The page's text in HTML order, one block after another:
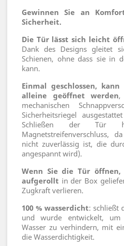
Gewinnen Sie an
Sicherheit.
Die Tür lässt sich leicht
Dank des Designs gleitet
Schienen, ohne dass sie in
kann.
Einmal geschlossen,
alleine geöffnet werden,
mechanischen
Sicherheitsriegel
Schließen der Tür
Magnetstreifenverschluss,
nicht zuverlässig ist, die
angespannt wird).
Wenn Sie die Tür
aufgerollt in der Box
Zugkraft verlieren.
100 % wasserdicht: schließt
und wurde entwickelt,
Wasser zu verhindern, mit
die Wasserdichtigkeit.